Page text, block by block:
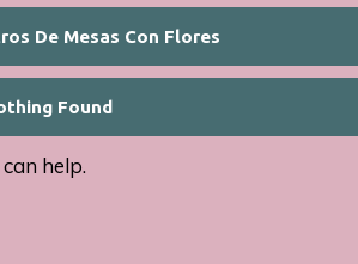
De Mesas Con Flores
Found
help.